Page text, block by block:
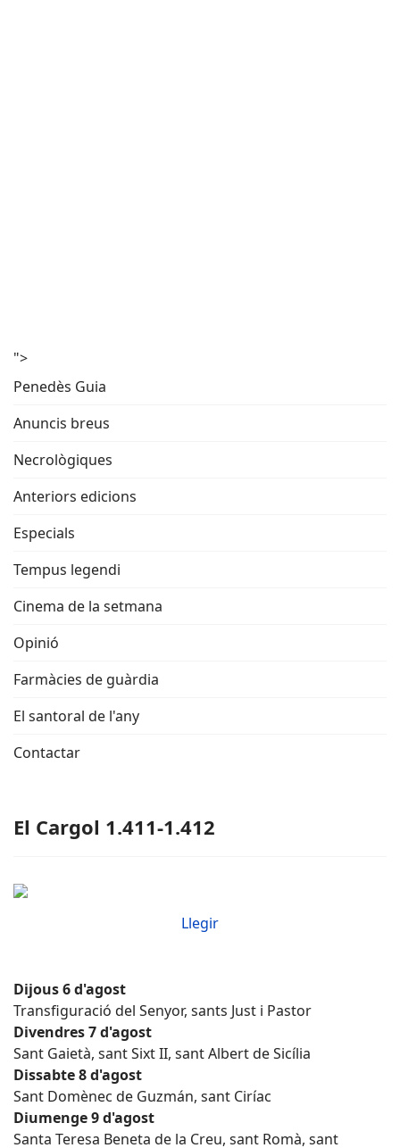
">
Penedès Guia
Anuncis breus
Necrològiques
Anteriors edicions
Especials
Tempus legendi
Cinema de la setmana
Opinió
Farmàcies de guàrdia
El santoral de l'any
Contactar
El Cargol 1.411-1.412
Llegir
Dijous 6 d'agost
Transfiguració del Senyor, sants Just i Pastor
Divendres 7 d'agost
Sant Gaietà, sant Sixt II, sant Albert de Sicília
Dissabte 8 d'agost
Sant Domènec de Guzmán, sant Ciríac
Diumenge 9 d'agost
Santa Teresa Beneta de la Creu, sant Romà, sant